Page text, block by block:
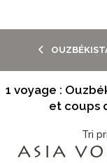
1 voyage :
et coups
Tri
ASIA